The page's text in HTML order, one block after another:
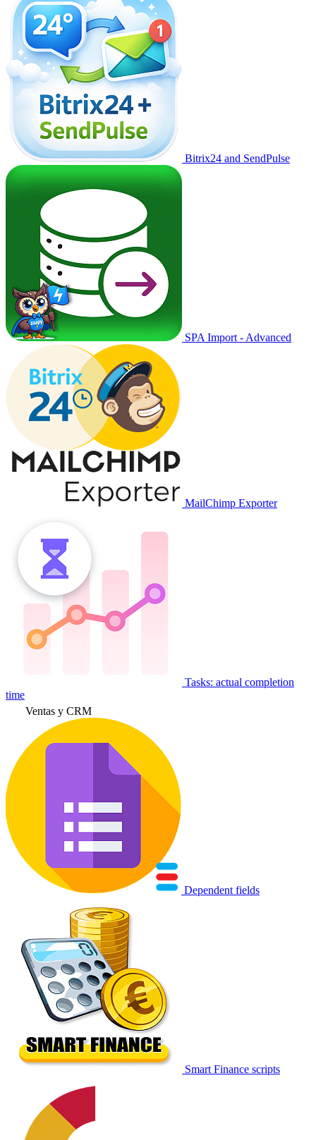
Bitrix24 and SendPulse
SPA Import - Advanced
MailChimp Exporter
Tasks: actual completion
time
Ventas y CRM
Dependent fields
Smart Finance scripts